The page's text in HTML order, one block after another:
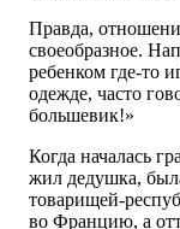
Правда,
своеобразное.
ребенком где-то
одежде, часто
большевик!»
Когда началась
жил дедушка,
товарищей-
во Францию, а